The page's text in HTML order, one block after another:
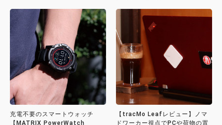
充電不要のスマートウォッチ
【MATRIX PowerWatch
【tracMo Leafレビュー】ノマ
ドワーカー視点でPCや荷物の置